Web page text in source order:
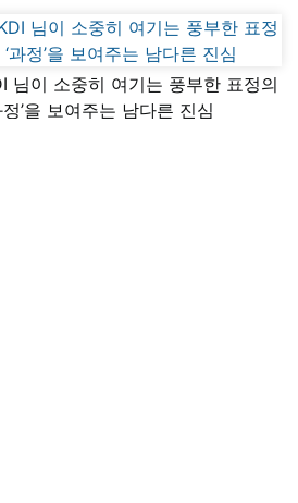
님이 소중히 여기는 풍부한 표정의
’을 보여주는 남다른 진심